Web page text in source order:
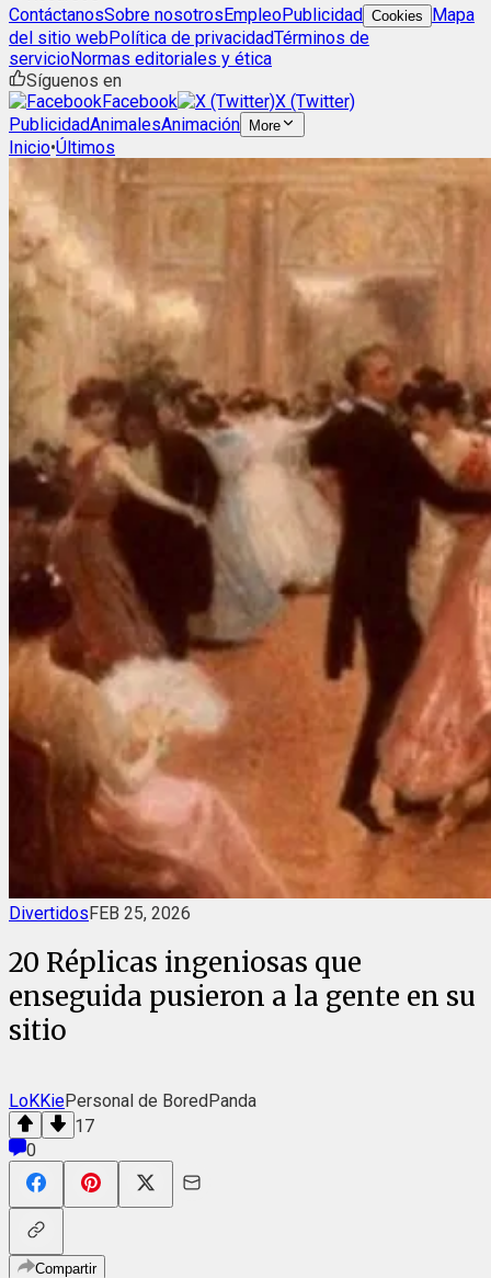
ContáctanosSobre nosotrosEmpleoPublicidad Cookies
Mapa
del sitio webPolítica de privacidadTérminos de
servicioNormas editoriales y ética
Síguenos en
Facebook
X (Twitter)
PublicidadAnimalesAnimación More
Inicio•Últimos
DivertidosFEB 25, 2026
20 Réplicas ingeniosas que
enseguida pusieron a la gente en su
sitio
LoKKiePersonal de BoredPanda
17
0
Compartir